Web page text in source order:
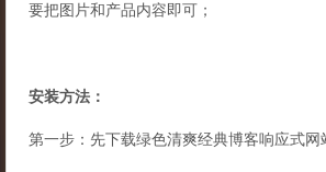
要把图片和产品内容即可；
安装方法：
第一步：先下载绿色清爽经典博客响应式网